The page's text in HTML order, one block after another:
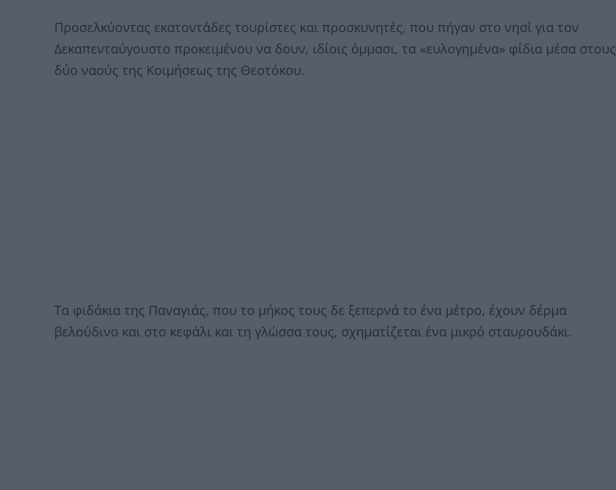
Προσελκύοντας εκατοντάδες τουρίστες και προσκυνητές, που πήγαν στο νησί για τον
Δεκαπενταύγουστο προκειμένου να δουν, ιδίοις όμμασι, τα «ευλογημένα» φίδια μέσα στους
δύο ναούς της Κοιμήσεως της Θεοτόκου.
Τα φιδάκια της Παναγιάς, που το μήκος τους δε ξεπερνά το ένα μέτρο, έχουν δέρμα
βελούδινο και στο κεφάλι και τη γλώσσα τους, σχηματίζεται ένα μικρό σταυρουδάκι.